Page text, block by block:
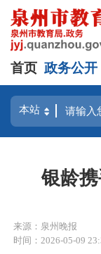
首页 政务公开
银龄
来源：泉州晚报
时间：2026-05-09